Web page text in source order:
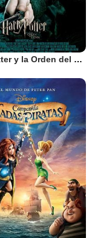
Harry Potter y la Orden del Fénix